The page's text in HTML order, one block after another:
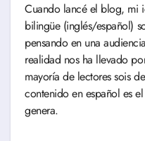
Cuando lancé el blog, mi
bilingüe (inglés/español)
pensando en una
realidad nos ha llevado
mayoría de lectores sois
contenido en español es
genera.